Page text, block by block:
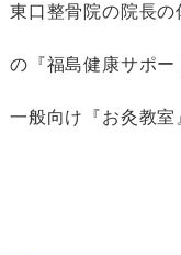
東口整骨院の院長の
の『福島健康サポ
一般向け『お灸教室